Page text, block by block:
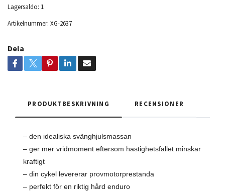
Lagersaldo: 1
Artikelnummer: XG-2637
Dela
PRODUKTBESKRIVNING RECENSIONER
– den idealiska svänghjulsmassan
– ger mer vridmoment eftersom hastighetsfallet minskar
kraftigt
– din cykel levererar provmotorprestanda
– perfekt för en riktig hård enduro